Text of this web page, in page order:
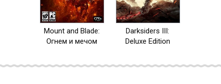
Mount and Blade:
Огнем и мечом
Darksiders III:
Deluxe Edition